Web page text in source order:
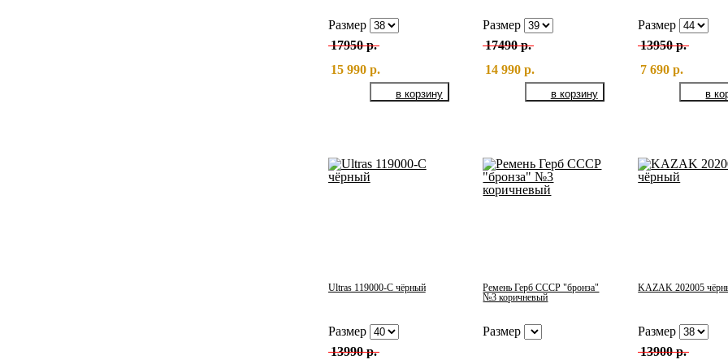
Размер
17950 р.
15 990 р.
Размер
17490 р.
14 990 р.
Размер
13950 р.
7 690 р.
Ultras 119000-С чёрный
Размер
13990 р.
Ремень Герб СССР "бронза"
№3 коричневый
Размер
KAZAK 202005
Размер
13900 р.